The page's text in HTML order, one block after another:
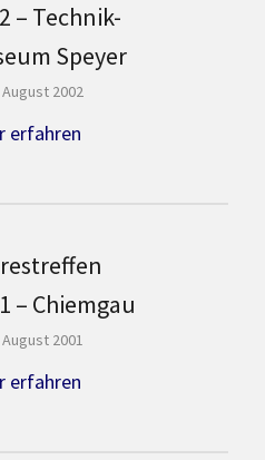
– Technik-
Speyer
August 2002
erfahren
– Chiemgau
August 2001
erfahren